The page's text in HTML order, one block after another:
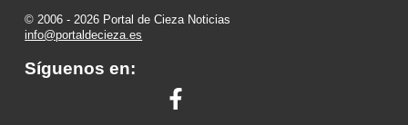
© 2006 - 2026 Portal de Cieza Noticias
info@portaldecieza.es
Síguenos en: